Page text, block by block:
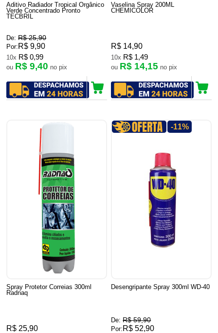
Aditivo Radiador Tropical Orgânico
Verde Concentrado Pronto
TECBRIL
De: R$ 25,90
Por: R$ 9,90
10x R$ 0,99
ou R$ 9,40 no pix
Vaselina Spray 200ML
CHEMICOLOR
R$ 14,90
10x R$ 1,49
ou R$ 14,15 no pix
Spray Protetor Correias 300ml
Radnaq
R$ 25,90
-11%
Desengripante Spray 300ml WD-40
De: R$ 59,90
Por: R$ 52,90